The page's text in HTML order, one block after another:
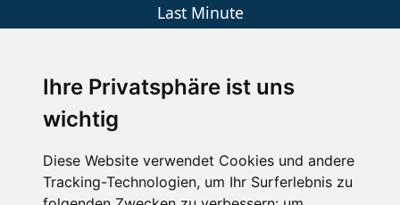
Ihre Privatsphäre ist uns
wichtig
Diese Website verwendet Cookies und andere
Tracking-Technologien, um Ihr Surferlebnis zu
Last Minute
Wellness
SCHNEEHÖHEN SKI APP